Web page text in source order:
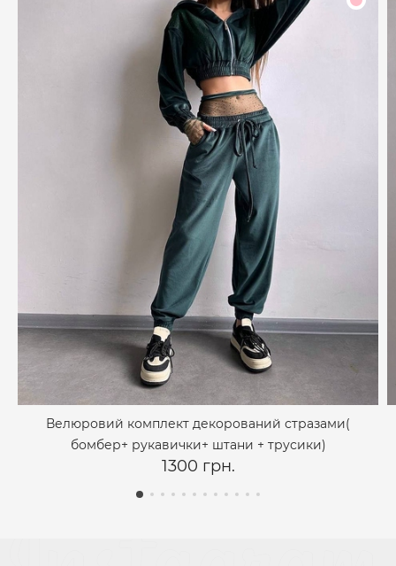
Велюровий комплект декорований стразами(
бомбер+ рукавички+ штани + трусики)
1300 грн.